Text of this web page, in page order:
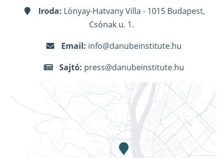
Iroda: Lónyay-Hatvany Villa - 1015 Budapest,
Csónak u. 1.
Email: info@danubeinstitute.hu
Sajtó: press@danubeinstitute.hu